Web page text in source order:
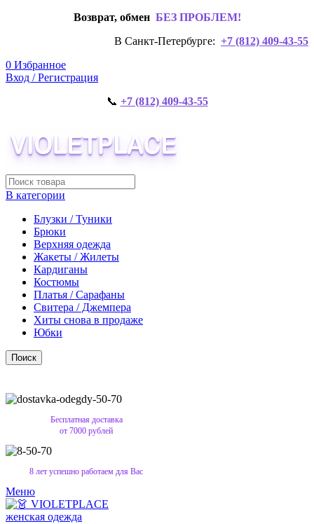
Возврат, обмен БЕЗ ПРОБЛЕМ!
В Санкт-Петербурге: +7 (812) 409-43-55
0 Избранное
Вход / Регистрация
📞 +7 (812) 409-43-55
В категории
Блузки / Туники
Брюки
Верхняя одежда
Жакеты / Жилеты
Кардиганы
Костюмы
Платья / Сарафаны
Свитера / Джемпера
Хиты снова в продаже
Юбки
Поиск
Бесплатная доставка
от 7000 рублей
8 лет успешно работаем для Вас
Меню